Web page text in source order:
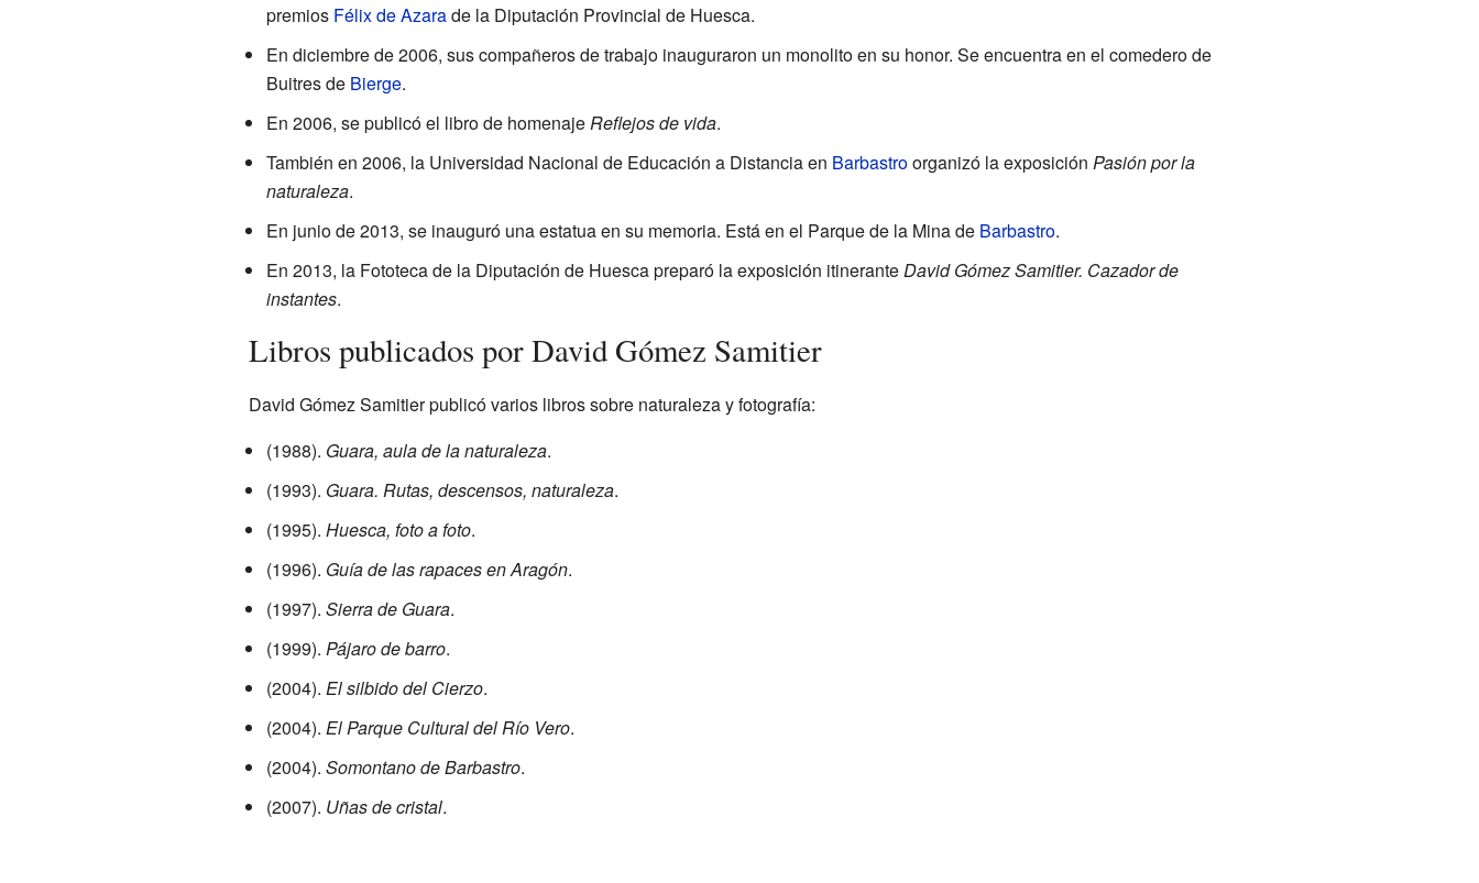
premios Félix de Azarade la Diputación Provincial de Huesca.
En diciembre de 2006, sus compañeros de trabajo inauguraron un monolito en su honor. Se encuentra en el comedero de
Buitres de Bierge.
En 2006, se publicó el libro de homenajeReflejos de vida.
También en 2006, la Universidad Nacional de Educación a Distancia en Barbastroorganizó la exposición Pasión por la
naturaleza.
En junio de 2013, se inauguró una estatua en su memoria. Está en el Parque de la Mina de Barbastro.
En 2013, la Fototeca de la Diputación de Huesca preparó la exposición itineranteDavid Gómez Samitier. Cazador de
instantes.
Libros publicados por David Gómez Samitier
David Gómez Samitier publicó varios libros sobre naturaleza y fotografía:
(1988). Guara, aula de la naturaleza.
(1993). Guara. Rutas, descensos, naturaleza.
(1995). Huesca, foto a foto.
(1996). Guía de las rapaces en Aragón.
(1997). Sierra de Guara.
(1999). Pájaro de barro.
(2004). El silbido del Cierzo.
(2004). El Parque Cultural del Río Vero.
(2004). Somontano de Barbastro.
(2007). Uñas de cristal.